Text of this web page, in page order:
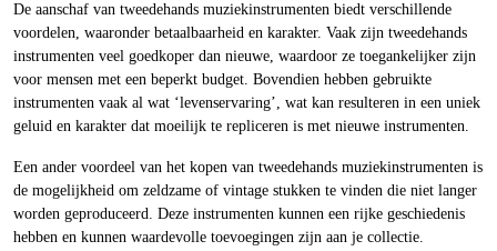
De aanschaf van tweedehands muziekinstrumenten biedt verschillende
voordelen, waaronder betaalbaarheid en karakter. Vaak zijn tweedehands
instrumenten veel goedkoper dan nieuwe, waardoor ze toegankelijker zijn
voor mensen met een beperkt budget. Bovendien hebben gebruikte
instrumenten vaak al wat ‘levenservaring’, wat kan resulteren in een uniek
geluid en karakter dat moeilijk te repliceren is met nieuwe instrumenten.
Een ander voordeel van het kopen van tweedehands muziekinstrumenten is
de mogelijkheid om zeldzame of vintage stukken te vinden die niet langer
worden geproduceerd. Deze instrumenten kunnen een rijke geschiedenis
hebben en kunnen waardevolle toevoegingen zijn aan je collectie.